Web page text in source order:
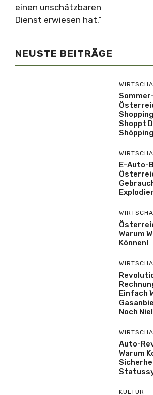
einen unschätzbaren
Dienst erwiesen hat.“
NEUSTE BEITRÄGE
Shoppt
E-Auto-
Warum
Können!
Einfach
Noch Nie!
Auto-
Warum
KULTUR